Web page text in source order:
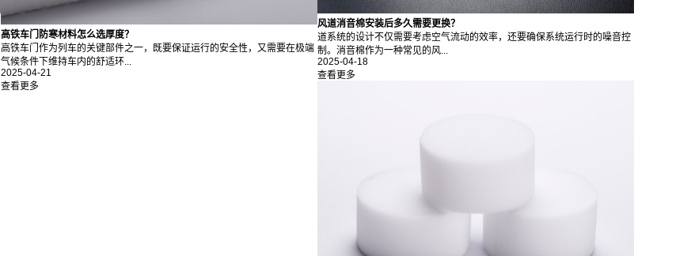
高铁车门防寒材料怎么选厚度？
高铁车门作为列车的关键部件之一，既要保证运行的安全性，又需要在极端
气候条件下维持车内的舒适环...
2025-04-21
查看更多
风道消音棉安装后多久需要更换？
道系统的设计不仅需要考虑空气流动的效率，还要确保系统运行时的噪音控
制。消音棉作为一种常见的风...
2025-04-18
查看更多